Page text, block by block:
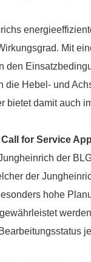
Mit
den
die Hebel- und
bietet damit auch
for Service App
der
der
hohe